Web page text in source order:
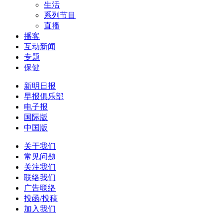
生活
系列节目
直播
播客
互动新闻
专题
保健
新明日报
早报俱乐部
电子报
国际版
中国版
关于我们
常见问题
关注我们
联络我们
广告联络
投函/投稿
加入我们